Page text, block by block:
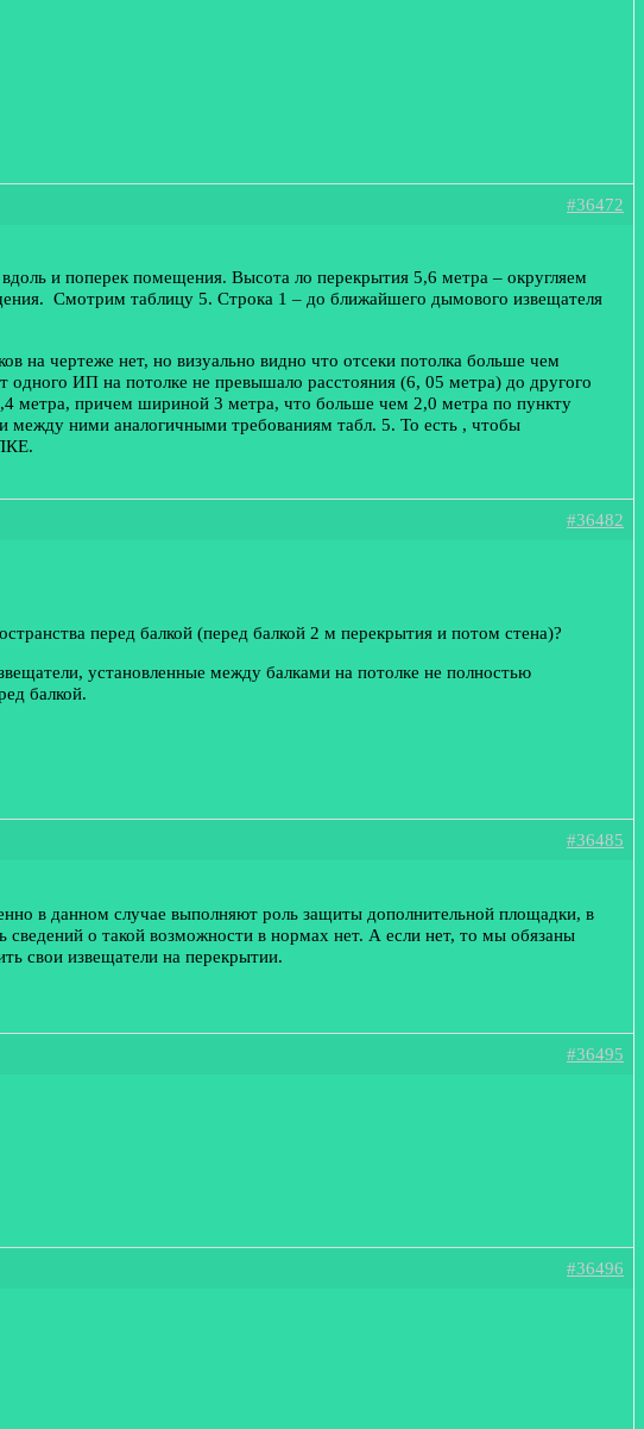
#36472
и поперек помещения. Высота ло перекрытия 5,6 метра – округляем
Смотрим таблицу 5. Строка 1 – до ближайшего дымового извещателя
на чертеже нет, но визуально видно что отсеки потолка больше чем
ИП на потолке не превышало расстояния (6, 05 метра) до другого
метра, причем шириной 3 метра, что больше чем 2,0 метра по пункту
между ними аналогичными требованиям табл. 5. То есть , чтобы
#36482
перед балкой (перед балкой 2 м перекрытия и потом стена)?
установленные между балками на потолке не полностью
балкой.
#36485
в данном случае выполняют роль защиты дополнительной площадки, в
сведений о такой возможности в нормах нет. А если нет, то мы обязаны
свои извещатели на перекрытии.
#36495
#36496